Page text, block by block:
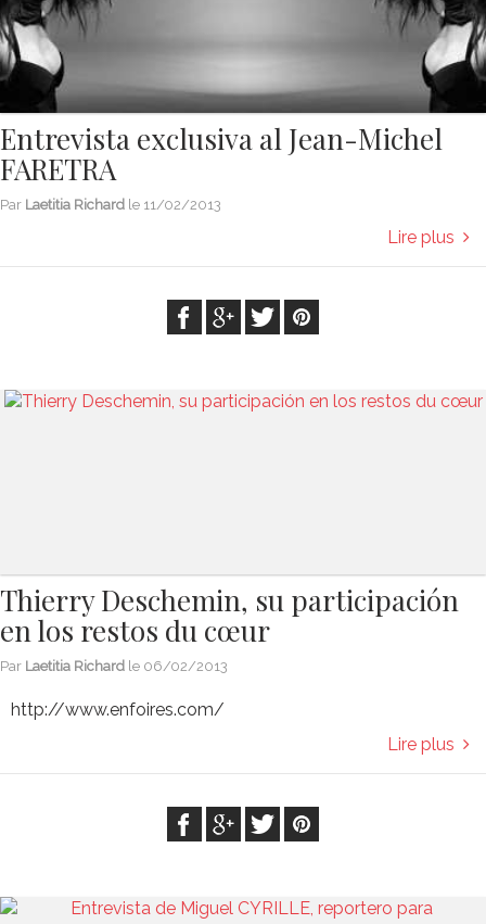
Entrevista exclusiva al Jean-Michel
FARETRA
Par Laetitia Richard le 11/02/2013
Lire plus
Thierry Deschemin, su participación
en los restos du cœur
Par Laetitia Richard le 06/02/2013
http://www.enfoires.com/
Lire plus